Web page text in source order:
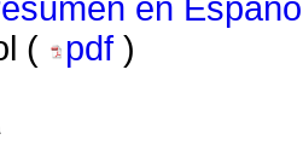
en
(
pdf )